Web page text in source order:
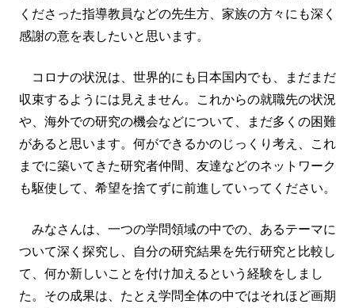
くださった指導教員などの先生方、家族の方々にも深く
感謝の意を表したいと思います。
コロナの状況は、世界的にも日本国内でも、まだまだ
収束するようには見えません。これからの就職先の状況
や、海外での研究の機会などについて、まだ多くの困難
があると思います。何ができるかのじっくり考え、これ
までに築いてきた研究者仲間、友達などのネットワーク
も駆使して、希望を捨てずに前進していってください。
みなさんは、一つの学問領域の中での、あるテーマに
ついて深く探究し、自分の研究結果を先行研究と比較し
て、何か新しいことを付け加えるという経験をしまし
た。その成果は、たとえ学問全体の中ではそれほど画期